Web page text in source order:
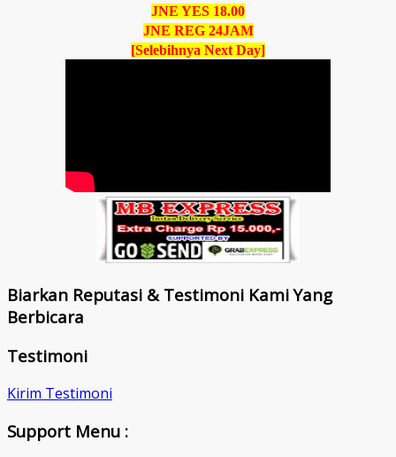
JNE YES 18.00
JNE REG 24JAM
[Selebihnya Next Day]
Biarkan Reputasi & Testimoni Kami Yang
Berbicara
Testimoni
Kirim Testimoni
Support Menu :